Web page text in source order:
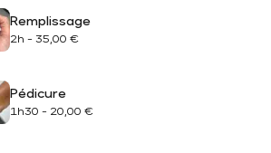
Remplissage
2h - 35,00 €
Pédicure
1h30 - 20,00 €